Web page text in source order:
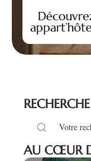
RECHERCHE
AU CŒUR